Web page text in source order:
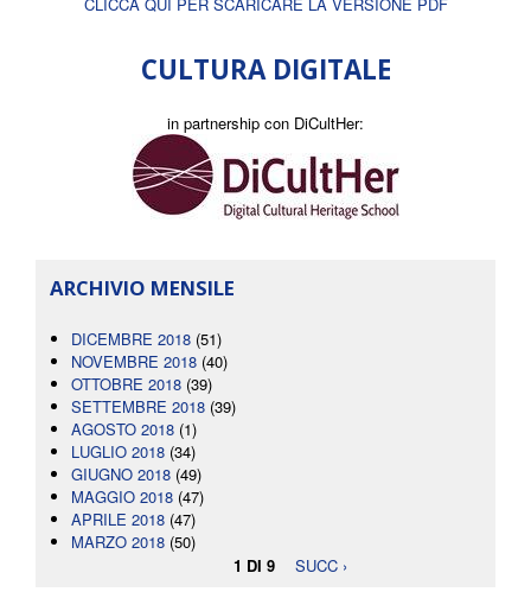
CLICCA QUI PER SCARICARE LA VERSIONE PDF
CULTURA DIGITALE
in partnership con DiCultHer:
ARCHIVIO MENSILE
DICEMBRE 2018 (51)
NOVEMBRE 2018 (40)
OTTOBRE 2018 (39)
SETTEMBRE 2018 (39)
AGOSTO 2018 (1)
LUGLIO 2018 (34)
GIUGNO 2018 (49)
MAGGIO 2018 (47)
APRILE 2018 (47)
MARZO 2018 (50)
1 DI 9
SUCC ›